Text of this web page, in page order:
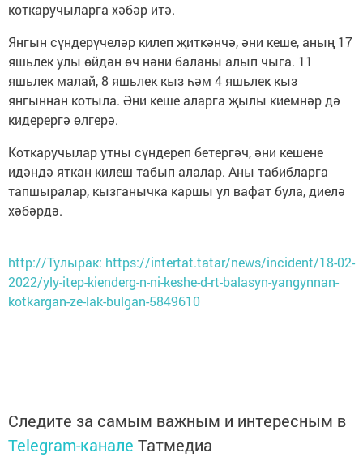
коткаручыларга хәбәр итә.
Янгын сүндерүчеләр килеп җиткәнчә, әни кеше, аның 17
яшьлек улы өйдән өч нәни баланы алып чыга. 11
яшьлек малай, 8 яшьлек кыз һәм 4 яшьлек кыз
янгыннан котыла. Әни кеше аларга җылы киемнәр дә
кидерергә өлгерә.
Коткаручылар утны сүндереп бетергәч, әни кешене
идәндә яткан килеш табып алалар. Аны табибларга
тапшыралар, кызганычка каршы ул вафат була, диелә
хәбәрдә.
http://Тулырак: https://intertat.tatar/news/incident/18-02-
2022/yly-itep-kienderg-n-ni-keshe-d-rt-balasyn-yangynnan-
kotkargan-ze-lak-bulgan-5849610
Следите за самым важным и интересным в
Telegram-канале Татмедиа